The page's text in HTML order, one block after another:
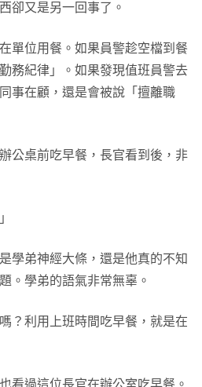
卻又是另一回事了。
單位用餐。如果員警趁空檔到餐
務紀律」。如果發現值班員警去
事在顧，還是會被說「擅離職
公桌前吃早餐，長官看到後，非
學弟神經大條，還是他真的不知
。學弟的語氣非常無辜。
？利用上班時間吃早餐，就是在